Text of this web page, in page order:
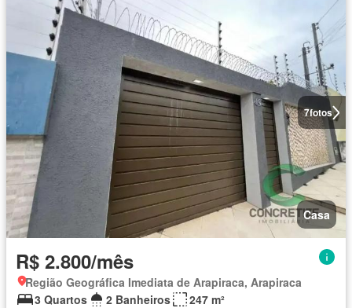
7fotos
Casa
R$ 2.800/mês
Região Geográfica Imediata de Arapiraca, Arapiraca
3 Quartos
2 Banheiros
247 m²